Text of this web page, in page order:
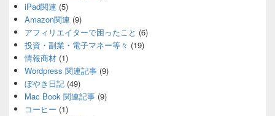
iPad関連 (5)
Amazon関連 (9)
アフィリエイターで困ったこと (6)
投資・副業・電子マネー等々 (19)
情報商材 (1)
Wordpress 関連記事 (9)
ぼやき日記 (49)
Mac Book 関連記事 (9)
コーヒー (1)